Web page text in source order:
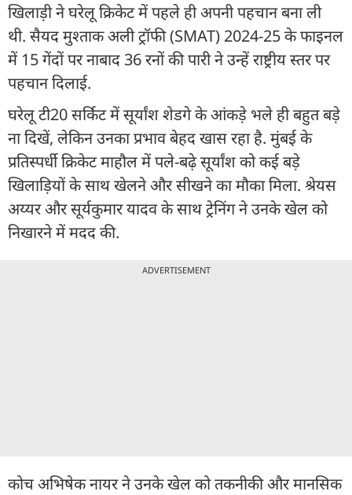
खिलाड़ी ने घरेलू क्रिकेट में पहले ही अपनी पहचान बना ली
थी. सैयद मुश्ताक अली ट्रॉफी (SMAT) 2024-25 के फाइनल
में 15 गेंदों पर नाबाद 36 रनों की पारी ने उन्हें राष्ट्रीय स्तर पर
पहचान दिलाई.
घरेलू टी20 सर्किट में सूर्यांश शेडगे के आंकड़े भले ही बहुत बड़े
ना दिखें, लेकिन उनका प्रभाव बेहद खास रहा है. मुंबई के
प्रतिस्पर्धी क्रिकेट माहौल में पले-बढ़े सूर्यांश को कई बड़े
खिलाड़ियों के साथ खेलने और सीखने का मौका मिला. श्रेयस
अय्यर और सूर्यकुमार यादव के साथ ट्रेनिंग ने उनके खेल को
निखारने में मदद की.
ADVERTISEMENT
कोच अभिषेक नायर ने उनके खेल को तकनीकी और मानसिक